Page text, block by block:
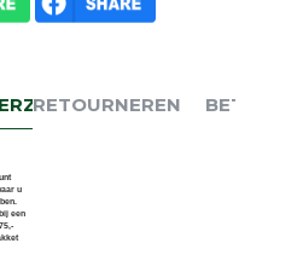
u
een
RETOURNEREN BETALEN